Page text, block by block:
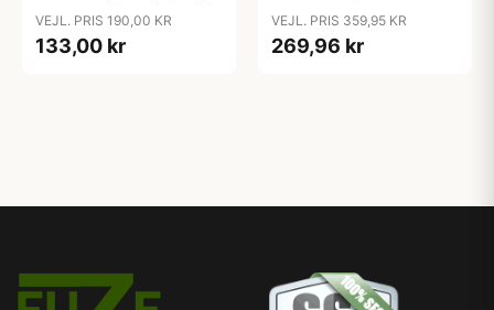
VEJL. PRIS 190,00 KR
133,00 kr
VEJL. PRIS 359,95 KR
269,96 kr